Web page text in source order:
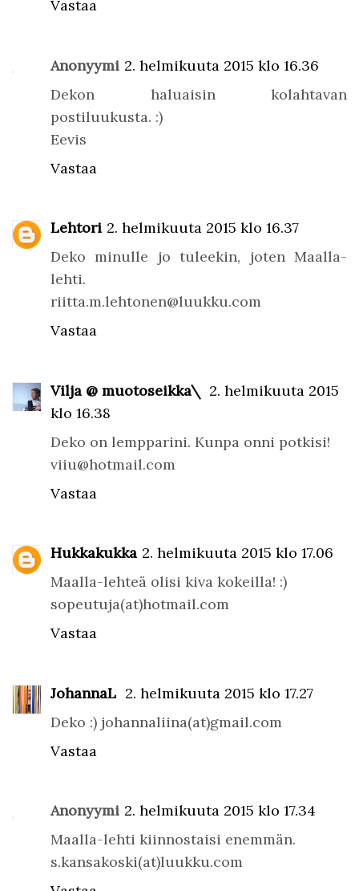
Vastaa
Anonyymi 2. helmikuuta 2015 klo 16.36
Dekon haluaisin kolahtavan
postiluukusta. :)
Eevis
Vastaa
Lehtori 2. helmikuuta 2015 klo 16.37
Deko minulle jo tuleekin, joten Maalla-
lehti.
riitta.m.lehtonen@luukku.com
Vastaa
Vilja @ muotoseikka\
2. helmikuuta 2015
klo 16.38
Deko on lempparini. Kunpa onni potkisi!
viiu@hotmail.com
Vastaa
Hukkakukka 2. helmikuuta 2015 klo 17.06
Maalla-lehteä olisi kiva kokeilla! :)
sopeutuja(at)hotmail.com
Vastaa
JohannaL 2. helmikuuta 2015 klo 17.27
Deko :) johannaliina(at)gmail.com
Vastaa
Anonyymi 2. helmikuuta 2015 klo 17.34
Maalla-lehti kiinnostaisi enemmän.
s.kansakoski(at)luukku.com